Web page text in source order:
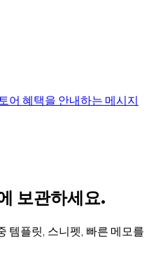
어 혜택을 안내하는 메시지
보관하세요.
템플릿, 스니펫, 빠른 메모를